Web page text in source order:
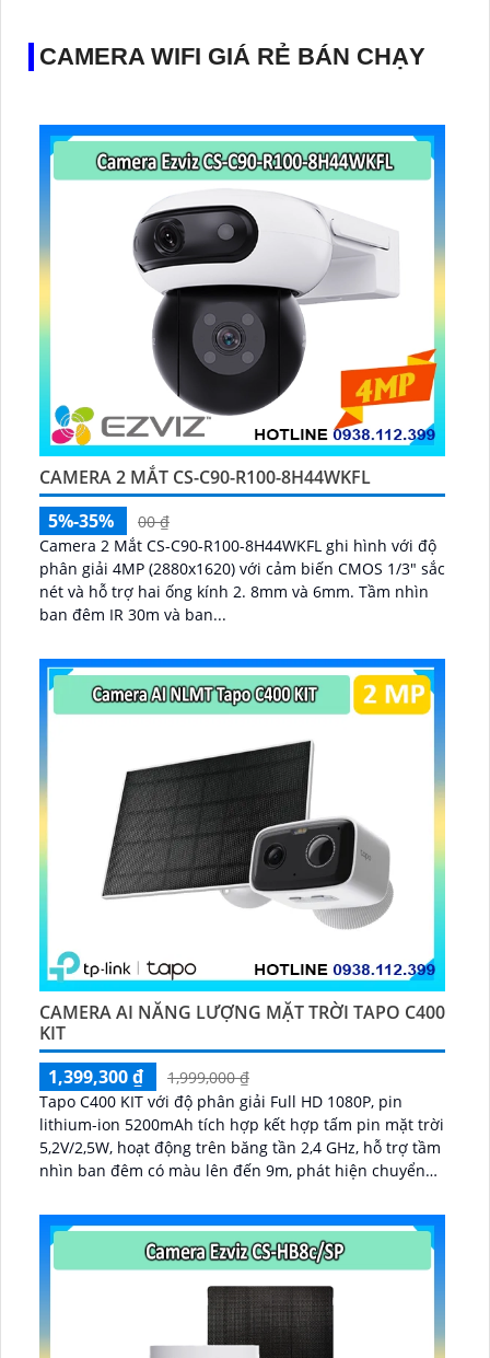
CAMERA WIFI GIÁ RẺ BÁN CHẠY
CAMERA 2 MẮT CS-C90-R100-8H44WKFL
5%-35%
00 ₫
Camera 2 Mắt CS-C90-R100-8H44WKFL ghi hình với độ
phân giải 4MP (2880x1620) với cảm biến CMOS 1/3" sắc
nét và hỗ trợ hai ống kính 2. 8mm và 6mm. Tầm nhìn
ban đêm IR 30m và ban...
CAMERA AI NĂNG LƯỢNG MẶT TRỜI TAPO C400
KIT
1,399,300 ₫
1,999,000 ₫
Tapo C400 KIT với độ phân giải Full HD 1080P, pin
lithium-ion 5200mAh tích hợp kết hợp tấm pin mặt trời
5,2V/2,5W, hoạt động trên băng tần 2,4 GHz, hỗ trợ tầm
nhìn ban đêm có màu lên đến 9m, phát hiện chuyển
qua thẻ microSD lên đến 512GB